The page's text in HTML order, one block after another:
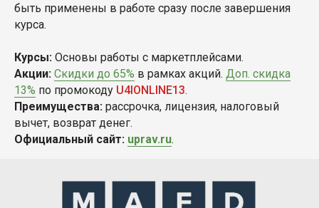
быть применены в работе сразу после завершения
курса.
Курсы: Основы работы с маркетплейсами.
Акции: Скидки до 65% в рамках акций. Доп. скидка
13% по промокоду U4IONLINE13.
Преимущества: рассрочка, лицензия, налоговый
вычет, возврат денег.
Официальный сайт: uprav.ru.